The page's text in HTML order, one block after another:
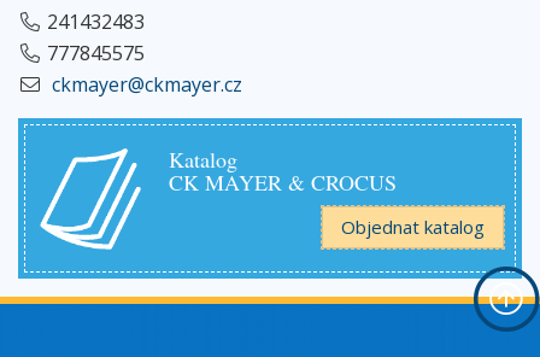
241432483
777845575
ckmayer@ckmayer.cz
Katalog
CK MAYER & CROCUS
Objednat katalog